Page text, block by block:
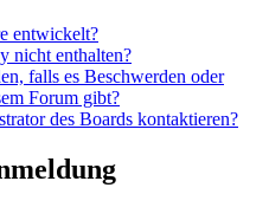
entwickelt?
nicht enthalten?
falls es Beschwerden oder
Forum gibt?
des Boards kontaktieren?